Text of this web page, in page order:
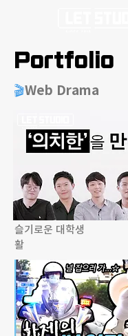
Portfolio
🎬Web Drama
슬기로운 대학생
활